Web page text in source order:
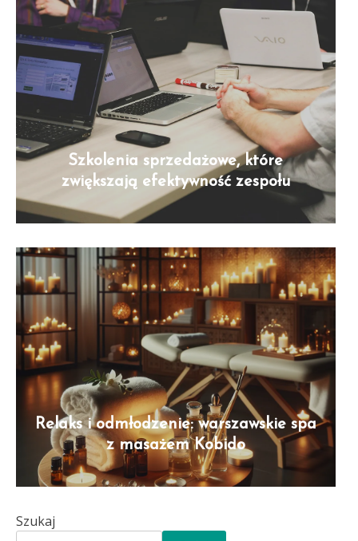
Szkolenia sprzedażowe, które
zwiększają efektywność zespołu
Relaks i odmłodzenie: warszawskie spa
z masażem Kobido
Szukaj